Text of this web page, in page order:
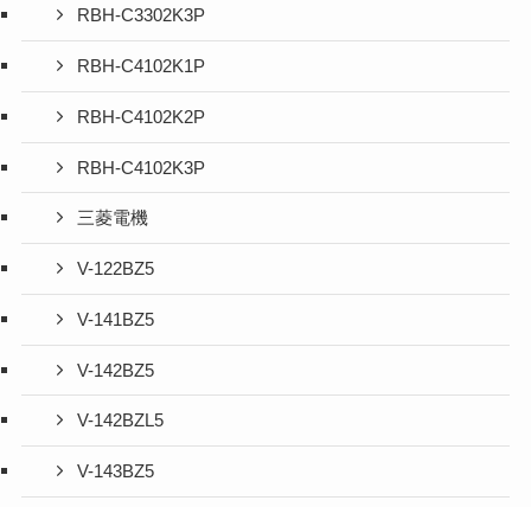
RBH-C3302K3P
RBH-C4102K1P
RBH-C4102K2P
RBH-C4102K3P
三菱電機
V-122BZ5
V-141BZ5
V-142BZ5
V-142BZL5
V-143BZ5